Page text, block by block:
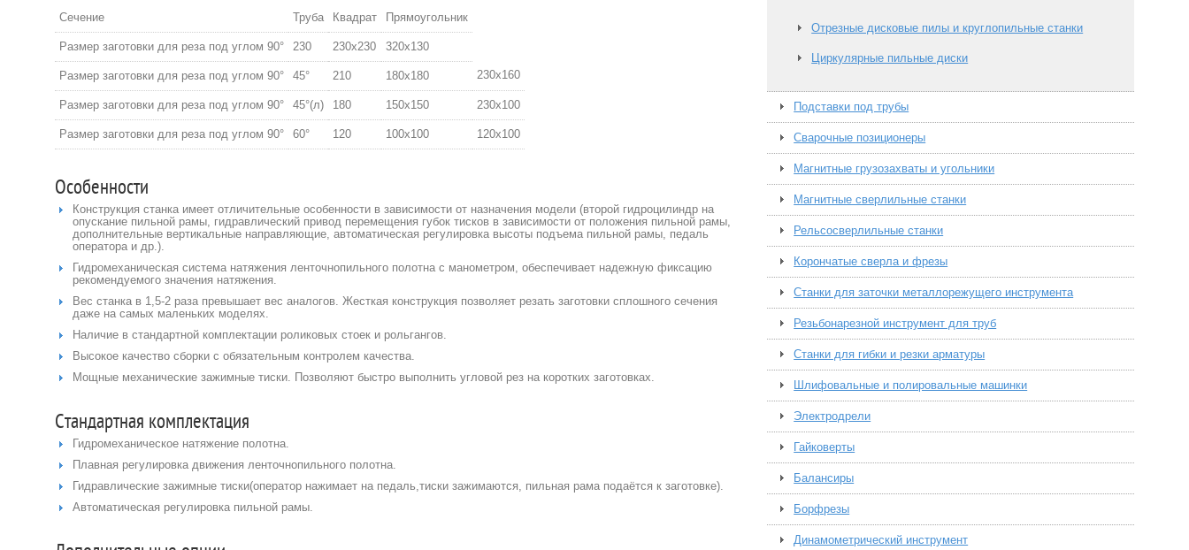
Сечение Труба Квадрат Прямоугольник
Размер заготовки для реза под углом 90° 230 230х230 320х130
Размер заготовки для реза под углом 90° 45° 210 180х180 230х160
Размер заготовки для реза под углом 90° 45°(л) 180 150х150 230х100
Размер заготовки для реза под углом 90° 60° 120 100х100 120х100
Особенности
Конструкция станка имеет отличительные особенности в зависимости от назначения модели (второй гидроцилиндр на
опускание пильной рамы, гидравлический привод перемещения губок тисков в зависимости от положения пильной рамы,
дополнительные вертикальные направляющие, автоматическая регулировка высоты подъема пильной рамы, педаль
оператора и др.).
Гидромеханическая система натяжения ленточнопильного полотна с манометром, обеспечивает надежную фиксацию
рекомендуемого значения натяжения.
Вес станка в 1,5-2 раза превышает вес аналогов. Жесткая конструкция позволяет резать заготовки сплошного сечения
даже на самых маленьких моделях.
Наличие в стандартной комплектации роликовых стоек и рольгангов.
Высокое качество сборки с обязательным контролем качества.
Мощные механические зажимные тиски. Позволяют быстро выполнить угловой рез на коротких заготовках.
Стандартная комплектация
Гидромеханическое натяжение полотна.
Плавная регулировка движения ленточнопильного полотна.
Гидравлические зажимные тиски(оператор нажимает на педаль,тиски зажимаются, пильная рама подаётся к заготовке).
Автоматическая регулировка пильной рамы.
Отрезные дисковые пилы и круглопильные станки
Циркулярные пильные диски
Подставки под трубы
Сварочные позиционеры
Магнитные грузозахваты и угольники
Магнитные сверлильные станки
Рельсосверлильные станки
Корончатые сверла и фрезы
Станки для заточки металлорежущего инструмента
Резьбонарезной инструмент для труб
Станки для гибки и резки арматуры
Шлифовальные и полировальные машинки
Электродрели
Гайковерты
Балансиры
Борфрезы
Динамометрический инструмент